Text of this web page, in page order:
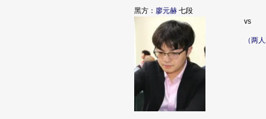
黑方： 廖元赫 七段
vs
（两